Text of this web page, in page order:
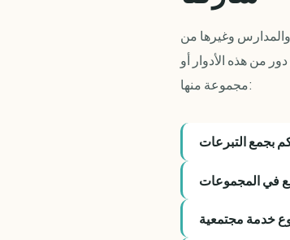
وغيرها من
من هذه الأدوار أو
مجموعة منها:
بجمع التبرعات
في المجموعات
خدمة مجتمعية